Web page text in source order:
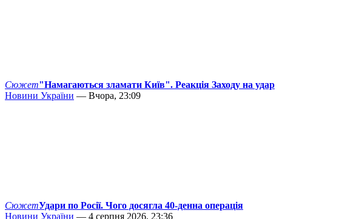
Сюжет"Намагаються зламати Київ". Реакція Заходу на удар
Новини України — Вчора, 23:09
СюжетУдари по Росії. Чого досягла 40-денна операція
Новини України — 4 серпня 2026, 23:36